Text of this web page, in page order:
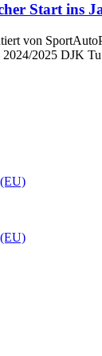
Start ins
von
2024/2025 DJK